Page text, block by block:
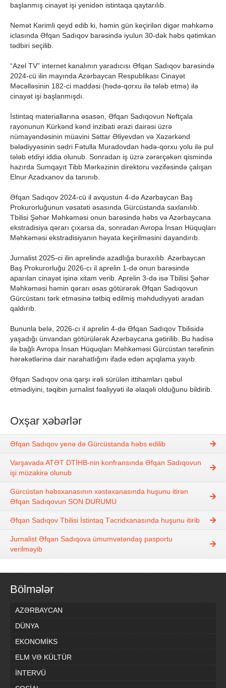
başlanmış cinayət işi yenidən istintaqa qaytarılıb.
Nemət Kərimli qeyd edib ki, həmin gün keçirilən digər məhkəmə
iclasında Əfqan Sadıqov barəsində iyulun 30-dək həbs qətimkan
tədbiri seçilib.
“Azel TV” internet kanalının yaradıcısı Əfqan Sadıqov barəsində
2024-cü ilin mayında Azərbaycan Respublikası Cinayət
Məcəlləsinin 182-ci maddəsi (hədə-qorxu ilə tələb etmə) ilə
cinayət işi başlanmışdı.
İstintaq materiallarına əsasən, Əfqan Sadıqovun Neftçala
rayonunun Kürkənd kənd inzibati ərazi dairəsi üzrə
nümayəndəsinin müavini Səttar Əliyevdən və Xəzərkənd
bələdiyyəsinin sədri Fətulla Muradovdan hədə-qorxu yolu ilə pul
tələb etdiyi iddia olunub. Sonradan iş üzrə zərərçəkən qismində
hazırda Sumqayıt Tibb Mərkəzinin direktoru vəzifəsində çalışan
Elnur Azadxanov da tanınıb.
Əfqan Sadıqov 2024-cü il avqustun 4-də Azərbaycan Baş
Prokurorluğunun vəsatəti əsasında Gürcüstanda saxlanılıb.
Tbilisi Şəhər Məhkəməsi onun barəsində həbs və Azərbaycana
ekstradisiya qərarı çıxarsa da, sonradan Avropa İnsan Hüquqları
Məhkəməsi ekstradisiyanın həyata keçirilməsini dayandırıb.
Jurnalist 2025-ci ilin aprelində azadlığa buraxılıb. Azərbaycan
Baş Prokurorluğu 2026-cı il aprelin 1-də onun barəsində
aparılan cinayət işinə xitam verib. Aprelin 3-də isə Tbilisi Şəhər
Məhkəməsi həmin qərarı əsas götürərək Əfqan Sadıqovun
Gürcüstanı tərk etməsinə tətbiq edilmiş məhdudiyyəti aradan
qaldırıb.
Bununla belə, 2026-cı il aprelin 4-də Əfqan Sadıqov Tbilisidə
yaşadığı ünvandan götürülərək Azərbaycana gətirilib. Bu hadisə
ilə bağlı Avropa İnsan Hüquqları Məhkəməsi Gürcüstan tərəfinin
hərəkətlərinə dair narahatlığını ifadə edən açıqlama yayıb.
Əfqan Sadıqov ona qarşı irəli sürülən ittihamları qəbul
etmədiyini, təqibin jurnalist fəaliyyəti ilə əlaqəli olduğunu bildirib.
Oxşar xəbərlər
Əfqan Sadıqov yenə də Gürcüstanda həbs edilib
Varşavada ATƏT DTİHB-nin konfransında Əfqan Sadıqovun
işi müzakirə olunub
Gürcüstan həbsxanasının xəstəxanasında huşunu itirən
Əfqan Sadıqovun SON DURUMU
Əfqan Sadıqov Tbilisi İstintaq Təcridxanasında huşunu itirib
Jurnalist Əfqan Sadıqova ümumvətəndaş pasportu
verilməyib
Bölmələr
AZƏRBAYCAN
DÜNYA
EKONOMİKS
ELM VƏ KÜLTÜR
İNTERVÜ